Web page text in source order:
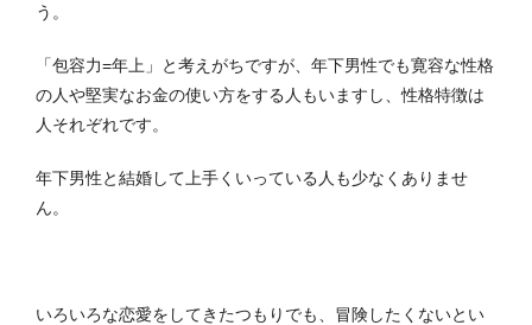
う。
「包容力=年上」と考えがちですが、年下男性でも寛容な性格
の人や堅実なお金の使い方をする人もいますし、性格特徴は
人それぞれです。
年下男性と結婚して上手くいっている人も少なくありませ
ん。
いろいろな恋愛をしてきたつもりでも、冒険したくないとい